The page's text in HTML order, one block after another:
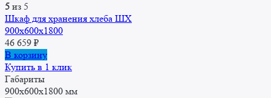
5 из 5
Шкаф для хранения хлеба ШХ
900x600x1800
46 659 ₽
В корзину
Купить в 1 клик
Габариты
900x600x1800 мм